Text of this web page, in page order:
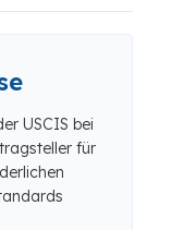
USCIS bei
für